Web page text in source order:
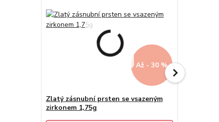
Až - 30 %
Zlatý zásnubní prsten se vsazeným
zirkonem 1,75g